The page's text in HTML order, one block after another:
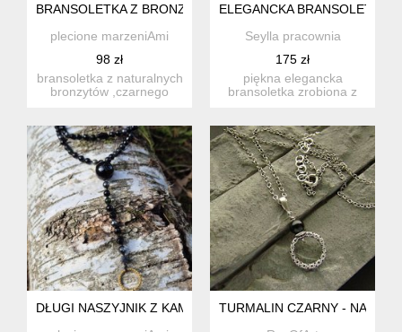
BRANSOLETKA Z BRONZYTU I TURMALINU
plecione marzeniAmi
98 zł
bransoletka z naturalnych
bronzytów ,czarnego
ELEGANCKA BRANSOLETKA
Seylla pracownia
175 zł
piękna elegancka
bransoletka zrobiona z
DŁUGI NASZYJNIK Z KAMIENI NATURALNYCH
TURMALIN CZARNY -